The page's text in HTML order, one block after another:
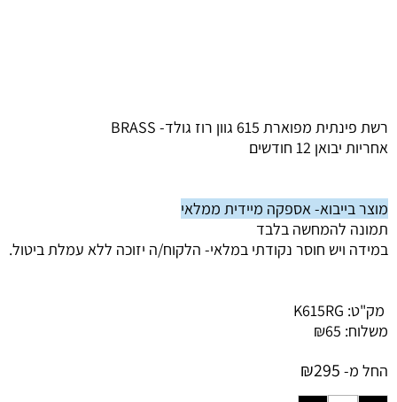
רשת פינתית מפוארת 615 גוון רוז גולד- BRASS
אחריות יבואן 12 חודשים
מוצר בייבוא- אספקה מיידית ממלאי
תמונה להמחשה בלבד
במידה ויש חוסר נקודתי במלאי- הלקוח/ה יזוכה ללא עמלת ביטול.
מק"ט: K615RG
משלוח:
₪65
החל מ-
₪295